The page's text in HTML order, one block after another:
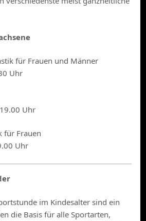
für Frauen und Männer
Uhr
Uhr
für Frauen
Uhr
im Kindesalter sind ein
die Basis für alle Sportarten,